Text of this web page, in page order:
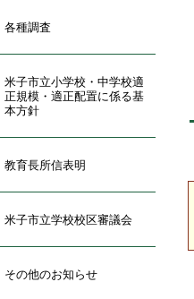
各種調査
米子市立小学校・中学校適
正規模・適正配置に係る基
本方針
教育長所信表明
米子市立学校校区審議会
その他のお知らせ